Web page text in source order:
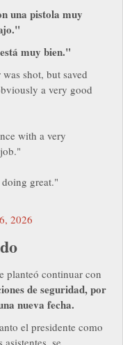
una pistola muy
muy bien."
shot, but saved
a very good
with a very
great."
2026
planteó continuar con
de seguridad, por
nueva fecha.
el presidente como